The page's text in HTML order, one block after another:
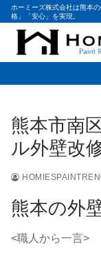
ホーミーズ株式会社は熊本
格」「安心」を実現。
熊本市南
ル外壁改
熊本の外
<職人から一言>